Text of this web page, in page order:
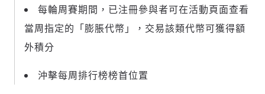
每輪周賽期間，已注冊參與者可在活動頁面查看
當周指定的「膨脹代幣」，交易該類代幣可獲得額
外積分
沖擊每周排行榜榜首位置